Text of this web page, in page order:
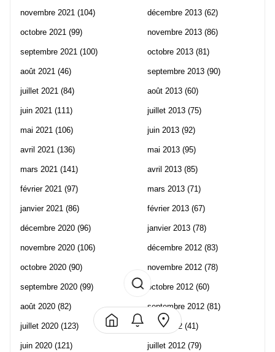
novembre 2021 (104)
octobre 2021 (99)
septembre 2021 (100)
août 2021 (46)
juillet 2021 (84)
juin 2021 (111)
mai 2021 (106)
avril 2021 (136)
mars 2021 (141)
février 2021 (97)
janvier 2021 (86)
décembre 2020 (96)
novembre 2020 (106)
octobre 2020 (90)
septembre 2020 (99)
août 2020 (82)
juillet 2020 (123)
juin 2020 (121)
décembre 2013 (62)
novembre 2013 (86)
octobre 2013 (81)
septembre 2013 (90)
août 2013 (60)
juillet 2013 (75)
juin 2013 (92)
mai 2013 (95)
avril 2013 (85)
mars 2013 (71)
février 2013 (67)
janvier 2013 (78)
décembre 2012 (83)
novembre 2012 (78)
octobre 2012 (60)
septembre 2012 (81)
août 2012 (41)
juillet 2012 (79)